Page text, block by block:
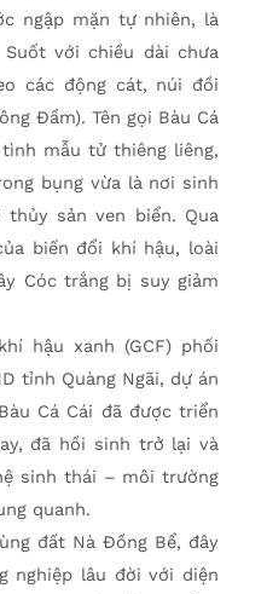
ngập mặn tự nhiên, là
với chiều dài chưa
các động cát, núi đồi
Đầm). Tên gọi Bàu Cá
mẫu tử thiêng liêng,
bụng vừa là nơi sinh
sản ven biển. Qua
biến đổi khí hậu, loài
Cóc trắng bị suy giảm
hậu xanh (GCF) phối
tỉnh Quàng Ngãi, dự án
Cá Cái đã được triển
đã hồi sinh trở lại và
sinh thái – môi trường
quanh.
đất Nà Đồng Bể, đây
nghiệp lâu đời với diện